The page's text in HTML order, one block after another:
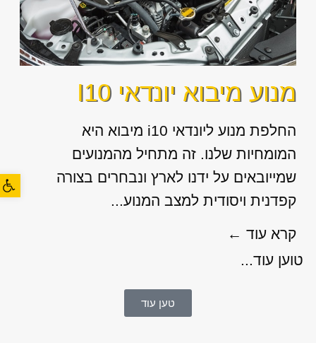
מנוע מיבוא יונדאי I10
החלפת מנוע ליונדאי i10 מיבוא היא
המומחיות שלנו. זה מתחיל מהמנועים
שמייובאים על ידנו לארץ ונבחרים בצורה
קפדנית ויסודית למצב המנוע...
קרא עוד ←
טוען עוד...
טען עוד
פתח